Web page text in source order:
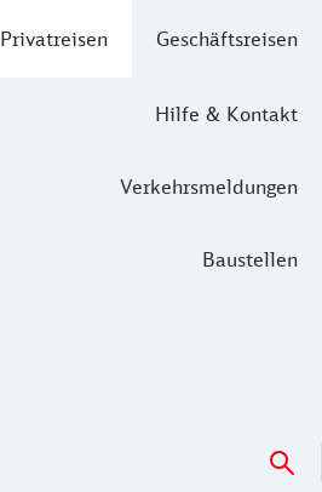
Privatreisen Geschäftsreisen
Hilfe & Kontakt
Verkehrsmeldungen
Baustellen